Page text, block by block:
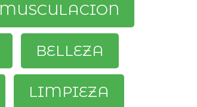
MUSCULACION
BELLEZA
LIMPIEZA